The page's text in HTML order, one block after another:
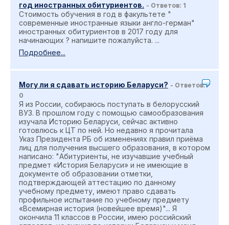
год иностранных обитуриентов. - Ответов: 1
Стоимость обучения в год в факультете "
современные иностранные языки англо-герман"
иностранных обитуриентов в 2017 году для
начинающих ? напишите пожалуйста. ...
Подробнее...
Могу ли я сдавать историю Беларуси? - Ответов:
0
Я из России, собираюсь поступать в белорусский
ВУЗ. В прошлом году с помощью самообразования
изучала Историю Беларуси, сейчас активно
готовлюсь к ЦТ по ней. Но недавно я прочитала
Указ Президента РБ об изменениях правил приёма
лиц для получения высшего образования, в котором
написано: "Абитуриенты, не изучавшие учебный
предмет «История Беларуси» и не имеющие в
документе об образовании отметки,
подтверждающей аттестацию по данному
учебному предмету, имеют право сдавать
профильное испытание по учебному предмету
«Всемирная история (новейшее время)"... Я
окончила 11 классов в России, имею российский